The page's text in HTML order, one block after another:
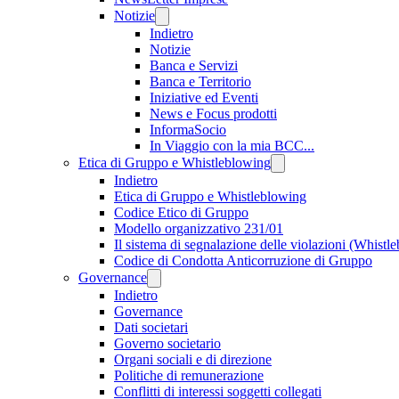
Notizie
Indietro
Notizie
Banca e Servizi
Banca e Territorio
Iniziative ed Eventi
News e Focus prodotti
InformaSocio
In Viaggio con la mia BCC...
Etica di Gruppo e Whistleblowing
Indietro
Etica di Gruppo e Whistleblowing
Codice Etico di Gruppo
Modello organizzativo 231/01
Il sistema di segnalazione delle violazioni
Codice di Condotta Anticorruzione di Gruppo
Governance
Indietro
Governance
Dati societari
Governo societario
Organi sociali e di direzione
Politiche di remunerazione
Conflitti di interessi soggetti collegati